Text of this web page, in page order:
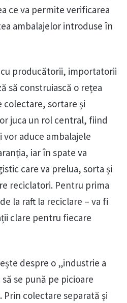
ce va permite verificarea
ambalajelor introduse în
producătorii, importatorii
să construiască o rețea
colectare, sortare și
juca un rol central, fiind
vor aduce ambalajele
iar în spate va
care va prelua, sorta și
reciclatori. Pentru prima
la raft la reciclare – va fi
clare pentru fiecare
despre o „industrie a
se pună pe picioare
colectare separată și